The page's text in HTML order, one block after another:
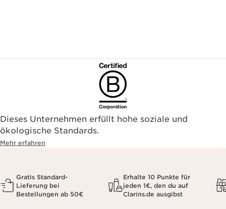
Dieses Unternehmen erfüllt hohe soziale und
ökologische Standards.
Mehr erfahren
Gratis Standard-
Lieferung bei
Bestellungen ab 50€
Erhalte 10 Punkte für
jeden 1€, den du auf
Clarins.de ausgibst